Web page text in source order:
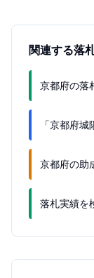
関連する落
京都府の落
「京都府
京都府の助
落札実績を